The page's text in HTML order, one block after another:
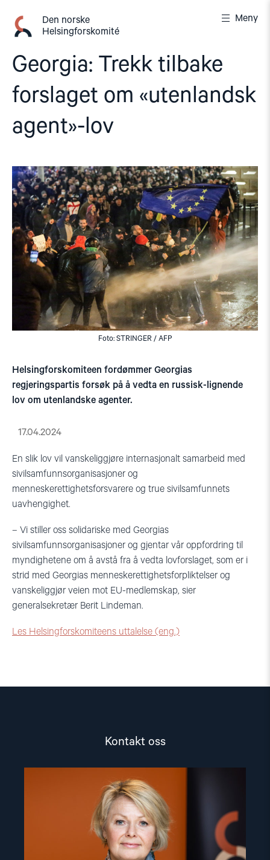
innhold
Den norske
Helsingforskomité
Meny
Georgia: Trekk tilbake
forslaget om «utenlandsk
agent»-lov
Foto: STRINGER / AFP
Helsingforskomiteen fordømmer Georgias
regjeringspartis forsøk på å vedta en russisk-lignende
lov om utenlandske agenter.
17.04.2024
En slik lov vil vanskeliggjøre internasjonalt samarbeid med
sivilsamfunnsorganisasjoner og
menneskerettighetsforsvarere og true sivilsamfunnets
uavhengighet.
– Vi stiller oss solidariske med Georgias
sivilsamfunnsorganisasjoner og gjentar vår oppfordring til
myndighetene om å avstå fra å vedta lovforslaget, som er i
strid med Georgias menneskerettighetsforpliktelser og
vanskeliggjør veien mot EU-medlemskap, sier
generalsekretær Berit Lindeman.
Les Helsingforskomiteens uttalelse (eng.)
Kontakt oss
article
"Berit
Lindeman"